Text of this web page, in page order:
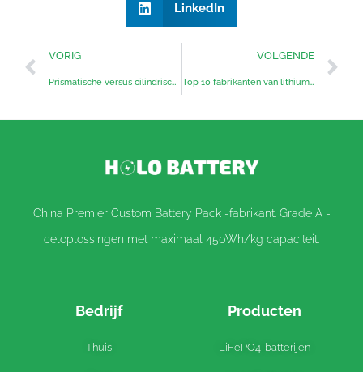
LinkedIn
VORIG
Prismatische versus cilindrische batterijcellen: wat is het verschil?
VOLGENDE
Top 10 fabrikanten van lithiumbatterijpakketten in China
China Premier Custom Battery Pack -fabrikant. Grade A -
celoplossingen met maximaal 450Wh/kg capaciteit.
Bedrijf
Thuis
Producten
LiFePO4-batterijen